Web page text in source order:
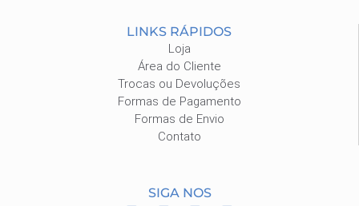
LINKS RÁPIDOS
Loja
Área do Cliente
Trocas ou Devoluções
Formas de Pagamento
Formas de Envio
Contato
SIGA NOS